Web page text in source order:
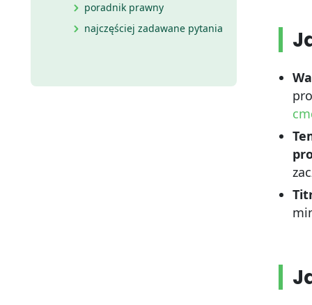
poradnik prawny
najczęściej zadawane pytania